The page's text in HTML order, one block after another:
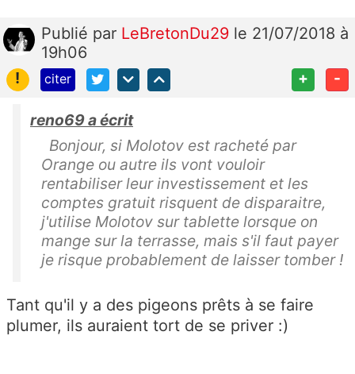
Publié par LeBretonDu29 le 21/07/2018 à
19h06
!
citer + -
reno69 a écrit
Bonjour, si Molotov est racheté par
Orange ou autre ils vont vouloir
rentabiliser leur investissement et les
comptes gratuit risquent de disparaitre,
j'utilise Molotov sur tablette lorsque on
mange sur la terrasse, mais s'il faut payer
je risque probablement de laisser tomber !
Tant qu'il y a des pigeons prêts à se faire
plumer, ils auraient tort de se priver :)